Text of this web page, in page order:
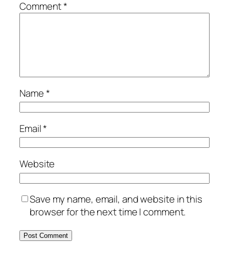
Comment*
Name*
Email*
Website
Save my name, email, and website in this
browser for the next time I comment.